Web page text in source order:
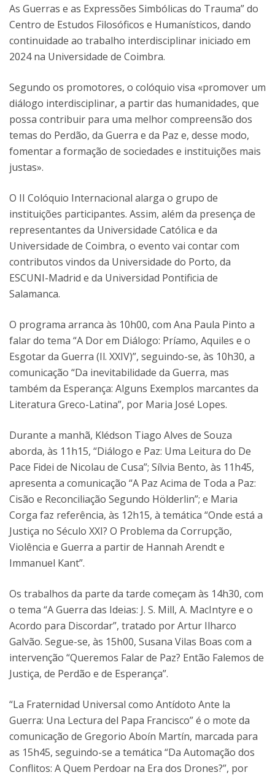
As Guerras e as Expressões Simbólicas do Trauma” do
Centro de Estudos Filosóficos e Humanísticos, dando
continuidade ao trabalho interdisciplinar iniciado em
2024 na Universidade de Coimbra.
Segundo os promotores, o colóquio visa «promover um
diálogo interdisciplinar, a partir das humanidades, que
possa contribuir para uma melhor compreensão dos
temas do Perdão, da Guerra e da Paz e, desse modo,
fomentar a formação de sociedades e instituições mais
justas».
O II Colóquio Internacional alarga o grupo de
instituições participantes. Assim, além da presença de
representantes da Universidade Católica e da
Universidade de Coimbra, o evento vai contar com
contributos vindos da Universidade do Porto, da
ESCUNI-Madrid e da Universidad Pontificia de
Salamanca.
O programa arranca às 10h00, com Ana Paula Pinto a
falar do tema “A Dor em Diálogo: Príamo, Aquiles e o
Esgotar da Guerra (Il. XXIV)”, seguindo-se, às 10h30, a
comunicação “Da inevitabilidade da Guerra, mas
também da Esperança: Alguns Exemplos marcantes da
Literatura Greco-Latina”, por Maria José Lopes.
Durante a manhã, Klédson Tiago Alves de Souza
aborda, às 11h15, “Diálogo e Paz: Uma Leitura do De
Pace Fidei de Nicolau de Cusa”; Sílvia Bento, às 11h45,
apresenta a comunicação “A Paz Acima de Toda a Paz:
Cisão e Reconciliação Segundo Hölderlin”; e Maria
Corga faz referência, às 12h15, à temática “Onde está a
Justiça no Século XXI? O Problema da Corrupção,
Violência e Guerra a partir de Hannah Arendt e
Immanuel Kant”.
Os trabalhos da parte da tarde começam às 14h30, com
o tema “A Guerra das Ideias: J. S. Mill, A. MacIntyre e o
Acordo para Discordar”, tratado por Artur Ilharco
Galvão. Segue-se, às 15h00, Susana Vilas Boas com a
intervenção “Queremos Falar de Paz? Então Falemos de
Justiça, de Perdão e de Esperança”.
“La Fraternidad Universal como Antídoto Ante la
Guerra: Una Lectura del Papa Francisco” é o mote da
comunicação de Gregorio Aboín Martín, marcada para
as 15h45, seguindo-se a temática “Da Automação dos
Conflitos: A Quem Perdoar na Era dos Drones?”, por